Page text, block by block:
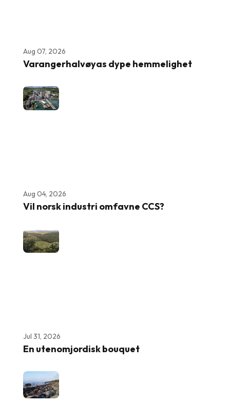
Aug 07, 2026
Varangerhalvøyas dype hemmelighet
Aug 04, 2026
Vil norsk industri omfavne CCS?
Jul 31, 2026
En utenomjordisk bouquet